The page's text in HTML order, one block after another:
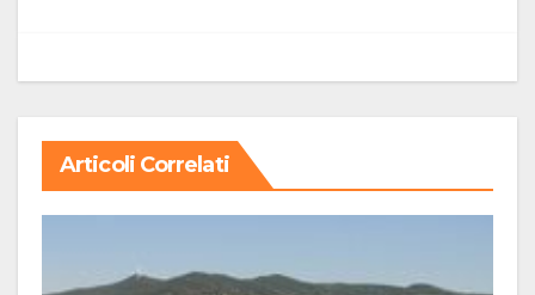
Articoli Correlati